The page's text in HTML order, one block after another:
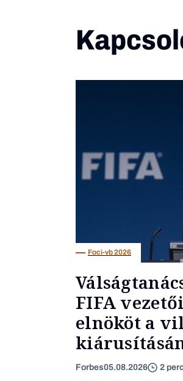
Foci-vb 2026
FIFA
elnököt a
Forbes05.08.2026 2 perc